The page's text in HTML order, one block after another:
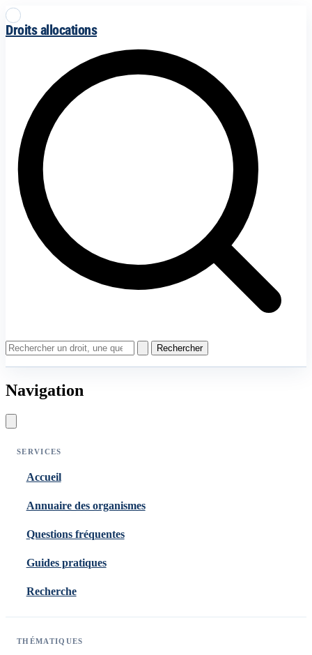
Droits allocations
Rechercher
Navigation
SERVICES
Accueil
Annuaire des organismes
Questions fréquentes
Guides pratiques
Recherche
THÉMATIQUES